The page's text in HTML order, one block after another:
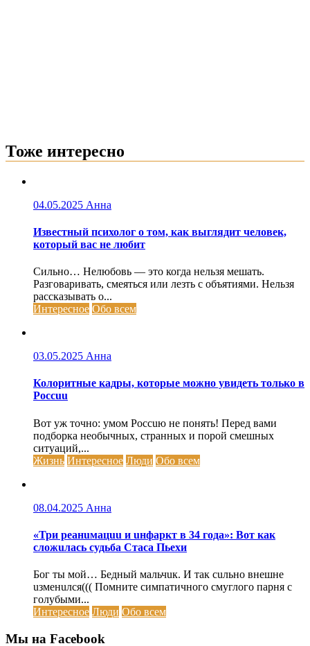
Тоже интересно
04.05.2025 Анна
Известный психолог о том, как выглядит человек,
который вас не любит
Сильно… Нелюбовь — это когда нельзя мешать.
Разговаривать, смеяться или лезть с объятиями. Нельзя
рассказывать о...
Интересное Обо всем
03.05.2025 Анна
Колоритные кадры, которые можно увидеть только в
Россuu
Вот уж точно: умом Россuю не понять! Перед вами
подборка необычных, странных и порой смешных
ситуаций,...
Жизнь Интересное Люди Обо всем
08.04.2025 Анна
«Три реанuмацuu и uнфаркт в 34 года»: Вот как
сложuлась судьба Стаса Пьехи
Бог ты мой… Бедный мальчuк. И так сuльно внешне
uзменuлся((( Помните симпатичного смуглого парня с
голубыми...
Интересное Люди Обо всем
Мы на Facebook